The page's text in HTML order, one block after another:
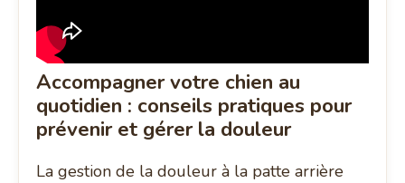
Accompagner votre chien au
quotidien : conseils pratiques pour
prévenir et gérer la douleur
La gestion de la douleur à la patte arrière